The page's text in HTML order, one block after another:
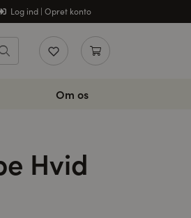
Log ind | Opret konto
Om os
Hvid